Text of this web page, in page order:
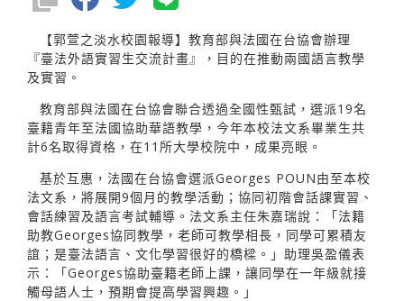
【郭萱之淡水校園報導】教育部與法國在台協會辦理
『臺法外語實習生交流計畫』，目的在推動兩國語言教學
及實習。
教育部與法國在台協會聯合透過全國性甄試，選派19名
臺籍青年至法國協助華語教學，今年本校法文系畢業生共
計6名取得資格，在11所大學校院中，成果亮眼。
基於互惠，法國在台協會選派Georges POUN由至本校
法文系，將展開9個月的教學活動；協同初階會話課實習、
會話練習及語言考試輔導。法文系主任朱嘉瑞說：「法籍
助教Georges協同教學，老師可教學相長，同學可累積友
誼；是臺法語言、文化學習很好的橋樑。」助理吳盈儀表
示：「Georges協助臺籍老師上課，讓同學在一年級就接
觸母語人士，預期會提高學習興趣。」